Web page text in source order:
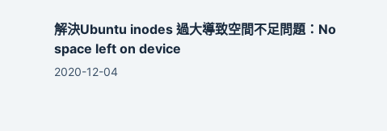
解決Ubuntu inodes 過大導致空間不足問題：No
space left on device
2020-12-04